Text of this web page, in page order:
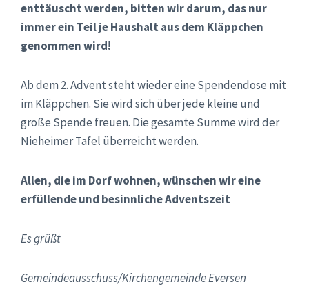
enttäuscht werden, bitten wir darum, das nur
immer ein Teil je Haushalt aus dem Kläppchen
genommen wird!
Ab dem 2. Advent steht wieder eine Spendendose mit
im Kläppchen. Sie wird sich über jede kleine und
große Spende freuen. Die gesamte Summe wird der
Nieheimer Tafel überreicht werden.
Allen, die im Dorf wohnen, wünschen wir eine
erfüllende und besinnliche Adventszeit
Es grüßt
Gemeindeausschuss/Kirchengemeinde Eversen